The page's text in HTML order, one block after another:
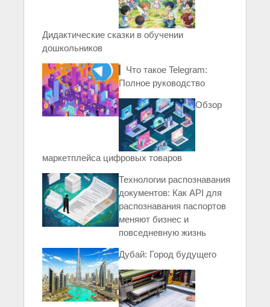
Дидактические сказки в обучении
дошкольников
▎Что такое Telegram:
Полное руководство
Обзор
маркетплейса цифровых товаров
Технологии распознавания
документов: Как API для
распознавания паспортов
меняют бизнес и
повседневную жизнь
Дубай: Город будущего